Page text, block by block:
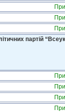
партій